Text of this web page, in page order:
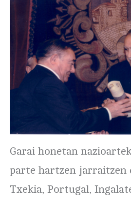
Garai honetan
parte hartzen jarraitzen
Txekia, Portugal,